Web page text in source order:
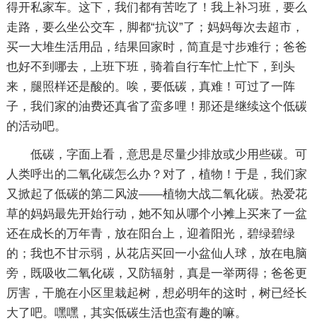
得开私家车。这下，我们都有苦吃了！我上补习班，要么
走路，要么坐公交车，脚都“抗议”了；妈妈每次去超市，
买一大堆生活用品，结果回家时，简直是寸步难行；爸爸
也好不到哪去，上班下班，骑着自行车忙上忙下，到头
来，腿照样还是酸的。唉，要低碳，真难！可过了一阵
子，我们家的油费还真省了蛮多哩！那还是继续这个低碳
的活动吧。
低碳，字面上看，意思是尽量少排放或少用些碳。可
人类呼出的二氧化碳怎么办？对了，植物！于是，我们家
又掀起了低碳的第二风波——植物大战二氧化碳。热爱花
草的妈妈最先开始行动，她不知从哪个小摊上买来了一盆
还在成长的万年青，放在阳台上，迎着阳光，碧绿碧绿
的；我也不甘示弱，从花店买回一小盆仙人球，放在电脑
旁，既吸收二氧化碳，又防辐射，真是一举两得；爸爸更
厉害，干脆在小区里栽起树，想必明年的这时，树已经长
大了吧。嘿嘿，其实低碳生活也蛮有趣的嘛。